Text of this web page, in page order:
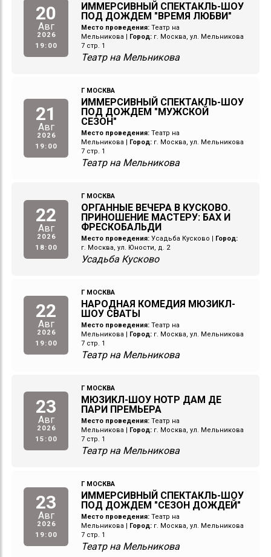
20
Авг
2026
19:00
ИММЕРСИВНЫЙ СПЕКТАКЛЬ-ШОУ
ПОД ДОЖДЕМ "ВРЕМЯ ЛЮБВИ"
Место проведения: Театр на
Мельникова
Город: г. Москва, ул. Мельникова
7 стр. 1
Театр на Мельникова
21
Авг
2026
19:00
Г МОСКВА
ИММЕРСИВНЫЙ СПЕКТАКЛЬ-ШОУ
ПОД ДОЖДЕМ "МУЖСКОЙ
СЕЗОН"
Место проведения: Театр на
Мельникова
Город: г. Москва, ул. Мельникова
7 стр. 1
Театр на Мельникова
22
Авг
2026
18:00
Г МОСКВА
ОРГАННЫЕ ВЕЧЕРА В КУСКОВО.
ПРИНОШЕНИЕ МАСТЕРУ: БАХ И
ФРЕСКОБАЛЬДИ
Место проведения: Усадьба Кусково
Город:
г. Москва, ул. Юности, д. 2
Усадьба Кусково
22
Авг
2026
19:00
Г МОСКВА
НАРОДНАЯ КОМЕДИЯ МЮЗИКЛ-
ШОУ СВАТЫ
Место проведения: Театр на
Мельникова
Город: г. Москва, ул. Мельникова
7 стр. 1
Театр на Мельникова
23
Авг
2026
15:00
Г МОСКВА
МЮЗИКЛ-ШОУ НОТР ДАМ ДЕ
ПАРИ ПРЕМЬЕРА
Место проведения: Театр на
Мельникова
Город: г. Москва, ул. Мельникова
7 стр. 1
Театр на Мельникова
23
Авг
2026
19:00
Г МОСКВА
ИММЕРСИВНЫЙ СПЕКТАКЛЬ-ШОУ
ПОД ДОЖДЕМ "СЕЗОН ДОЖДЕЙ"
Место проведения: Театр на
Мельникова
Город: г. Москва, ул. Мельникова
7 стр. 1
Театр на Мельникова